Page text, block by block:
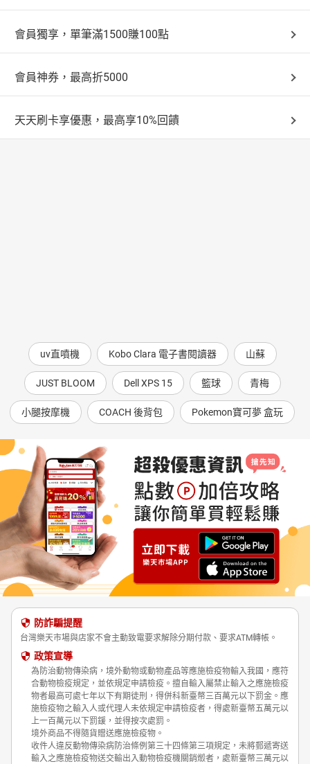
會員獨享，單筆滿1500賺100點
會員神券，最高折5000
天天刷卡享優惠，最高享10%回饋
uv直噴機 Kobo Clara 電子書閱讀器 山蘇
JUST BLOOM Dell XPS 15 籃球 青梅
小腿按摩機 COACH 後背包 Pokemon寶可夢 盒玩
防詐騙提醒
台灣樂天市場與店家不會主動致電要求解除分期付款、要求ATM轉帳。
政策宣導
為防治動物傳染病，境外動物或動物產品等應施檢疫物輸入我國，應符
合動物檢疫規定，並依規定申請檢疫。擅自輸入屬禁止輸入之應施檢疫
物者最高可處七年以下有期徒刑，得併科新臺幣三百萬元以下罰金。應
施檢疫物之輸入人或代理人未依規定申請檢疫者，得處新臺幣五萬元以
上一百萬元以下罰鍰，並得按次處罰。
境外商品不得隨貨贈送應施檢疫物。
收件人違反動物傳染病防治條例第三十四條第三項規定，未將郵遞寄送
輸入之應施檢疫物送交輸出入動物檢疫機關銷燬者，處新臺幣三萬元以